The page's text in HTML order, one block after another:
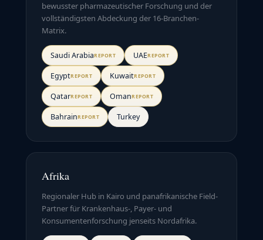
bewusster pharmazeutischer Forschung und der
vollständigsten Abdeckung der 16-Branchen-
Matrix.
Saudi ArabiaREPORT UAEREPORT
EgyptREPORT KuwaitREPORT
QatarREPORT OmanREPORT
BahrainREPORT Turkey
Afrika
Regionaler Hub in Kairo und panafrikanische Field-
Partner für Krankenhaus-, Payer- und
Konsumentenforschung jenseits Nordafrika.